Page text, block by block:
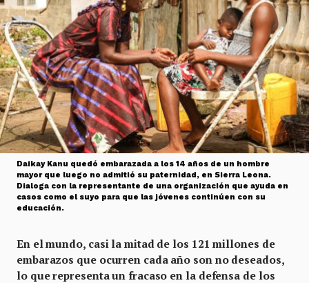
Daikay Kanu quedó embarazada a los 14 años de un hombre
mayor que luego no admitió su paternidad, en Sierra Leona.
Dialoga con la representante de una organización que ayuda en
casos como el suyo para que las jóvenes continúen con su
educación.
En el mundo, casi la mitad de los 121 millones de
embarazos que ocurren cada año son no deseados,
lo que representa un fracaso en la defensa de los